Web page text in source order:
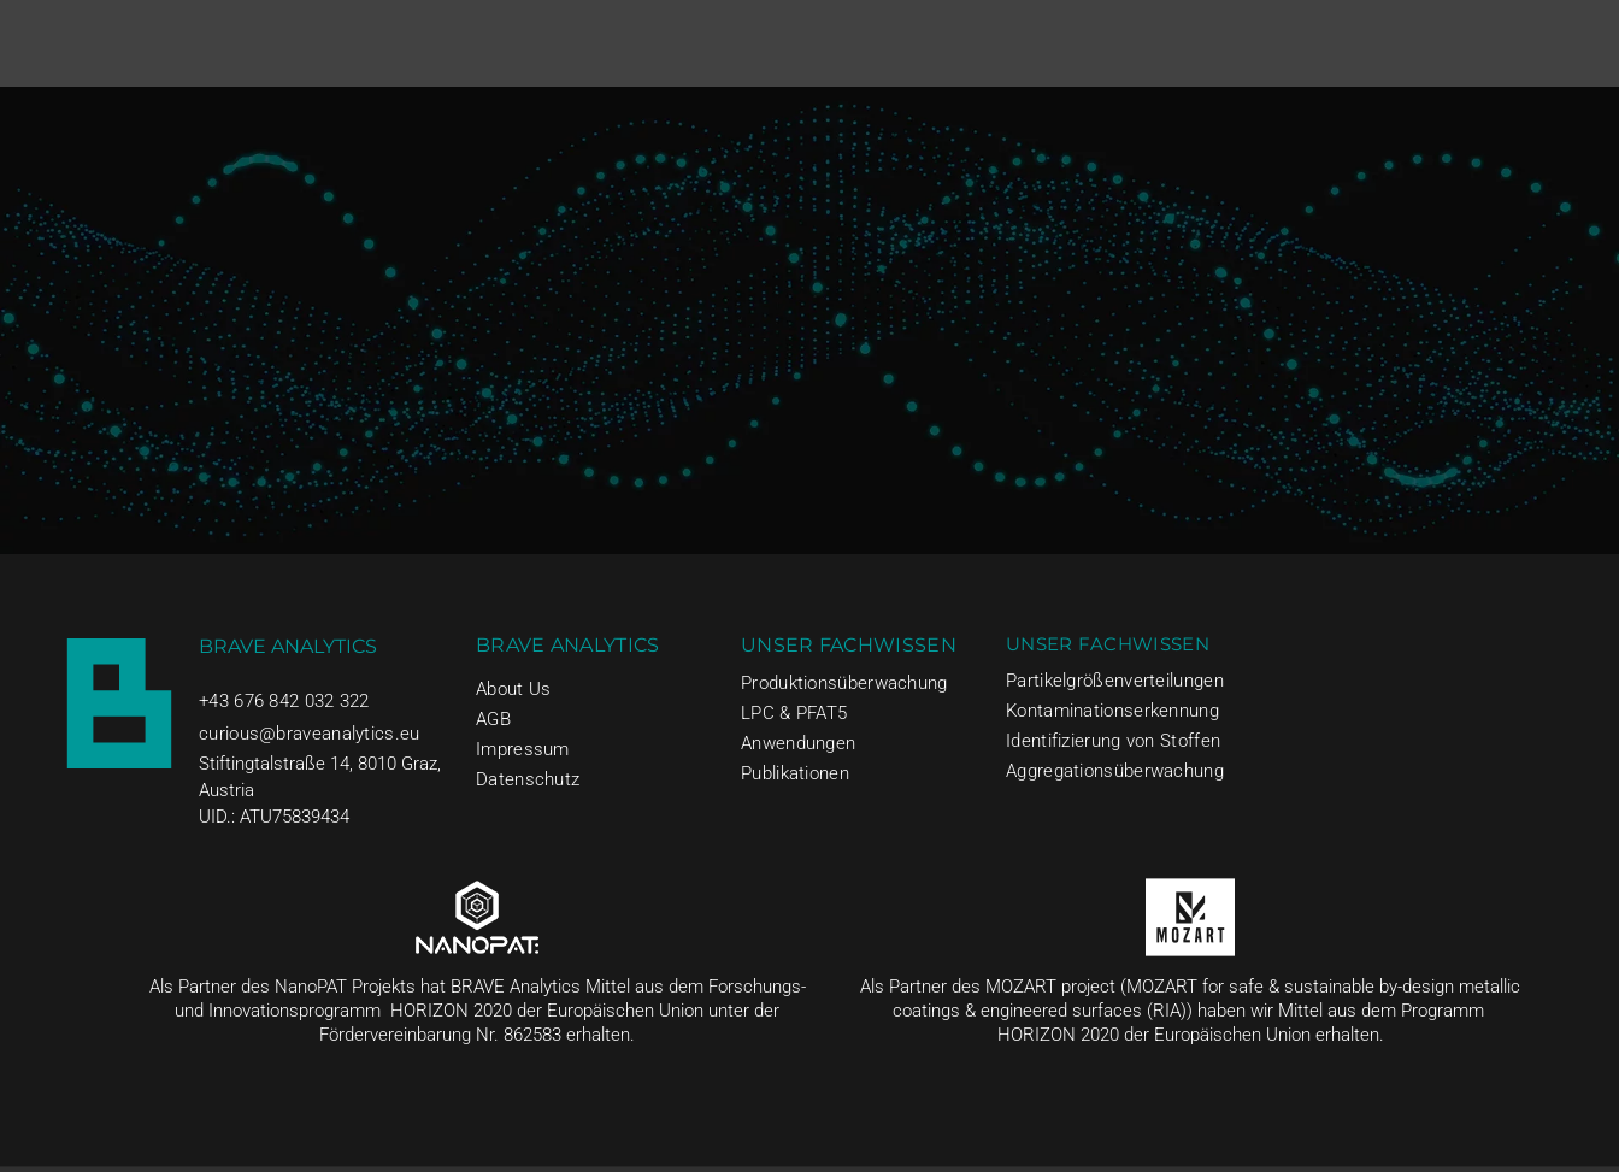
BRAVE ANALYTICS
+43 676 842 032 322
curious@braveanalytics.eu
Stiftingtalstraße 14, 8010 Graz,
Austria
UID.: ATU75839434
BRAVE ANALYTICS
About Us
AGB
Impressum
Datenschutz
UNSER FACHWISSEN
Produktionsüberwachung
LPC & PFAT5
Anwendungen
Publikationen
UNSER FACHWISSEN
Partikelgrößenverteilungen
Kontaminationserkennung
Identifizierung von Stoffen
Aggregationsüberwachung
Als Partner des NanoPAT Projekts hat BRAVE Analytics Mittel aus dem Forschungs-
und Innovationsprogramm HORIZON 2020 der Europäischen Union unter der
Fördervereinbarung Nr. 862583 erhalten.
Als Partner des MOZART project (MOZART for safe & sustainable by-design metallic
coatings & engineered surfaces (RIA)) haben wir Mittel aus dem Programm
HORIZON 2020 der Europäischen Union erhalten.